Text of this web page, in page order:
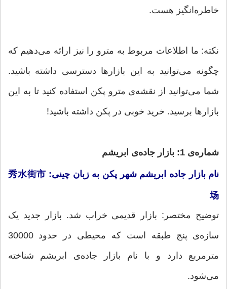
خاطره‌انگیز هست.
نکته: ما اطلاعات مربوط به مترو را نیز ارائه می‌دهیم که
چگونه می‌توانید به این بازارها دسترسی داشته باشید.
شما می‌توانید از نقشه‌ی مترو پکن استفاده کنید تا به این
بازارها برسید. خرید خوبی در پکن داشته باشید!
شماره‌ی 1: بازار جاده‌ی ابریشم
نام بازار جاده ابریشم شهر پکن به زبان چینی: 秀水街市
场
توضیح مختصر: بازار قدیمی خراب شد. بازار جدید یک
سازه‌ی پنج طبقه است که محیطی در حدود 30000
مترمربع دارد و با نام بازار جاده‌ی ابریشم شناخته
می‌شود.